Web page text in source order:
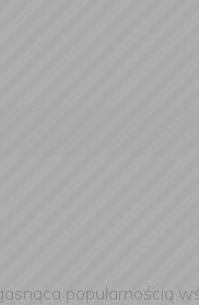
popularnością